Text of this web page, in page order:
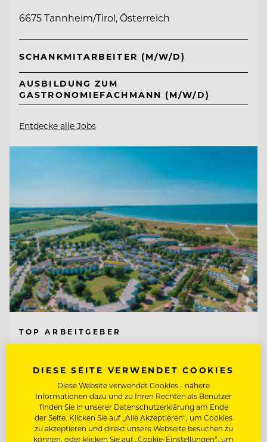
6675 Tannheim/Tirol, Österreich
SCHANKMITARBEITER (M/W/D)
AUSBILDUNG ZUM
GASTRONOMIEFACHMANN (M/W/D)
Entdecke alle Jobs
TOP ARBEITGEBER
Weissenhäuser Strand
23758 Weissenhäuser Strand, Deutschland
KÜCHENCHEF AMERICAN DINER (M/W/D)
DIESE SEITE VERWENDET COOKIES
Diese Website verwendet Cookies - nähere
Informationen dazu und zu Ihren Rechten als Benutzer
finden Sie in unserer Datenschutzerklärung am Ende
der Seite. Klicken Sie auf „Alle Akzeptieren“, um Cookies
zu akzeptieren und direkt unsere Webseite besuchen zu
können, oder klicken Sie auf „Cookie-Einstellungen“, um